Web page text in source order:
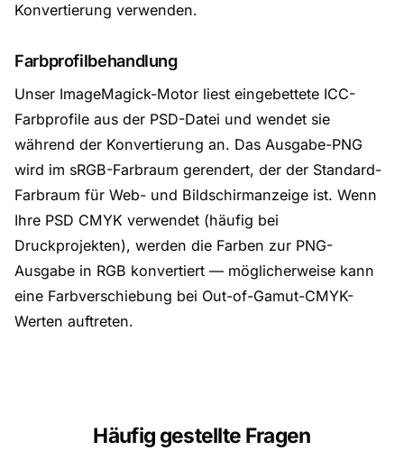
Konvertierung verwenden.
Farbprofilbehandlung
Unser ImageMagick-Motor liest eingebettete ICC-
Farbprofile aus der PSD-Datei und wendet sie
während der Konvertierung an. Das Ausgabe-PNG
wird im sRGB-Farbraum gerendert, der der Standard-
Farbraum für Web- und Bildschirmanzeige ist. Wenn
Ihre PSD CMYK verwendet (häufig bei
Druckprojekten), werden die Farben zur PNG-
Ausgabe in RGB konvertiert — möglicherweise kann
eine Farbverschiebung bei Out-of-Gamut-CMYK-
Werten auftreten.
Häufig gestellte Fragen